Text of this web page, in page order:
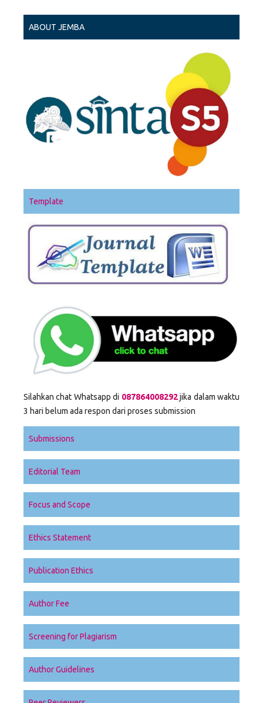
ABOUT JEMBA
Template
Silahkan chat Whatsapp di 087864008292jika dalam waktu
3 hari belum ada respon dari proses submission
Submissions
Editorial Team
Focus and Scope
Ethics Statement
Publication Ethics
Author Fee
Screening for Plagiarism
Author Guidelines